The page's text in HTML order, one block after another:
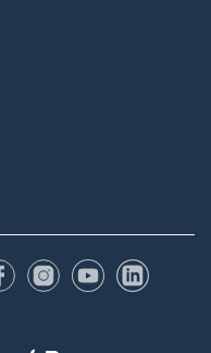
FacebookInstagram
YouTube